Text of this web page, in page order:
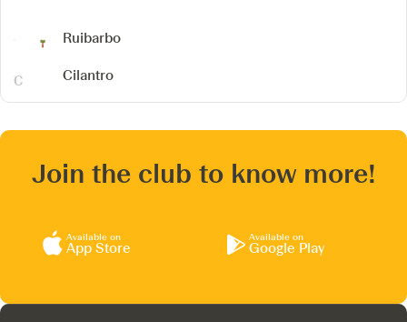
Ruibarbo
Cilantro
Join the club to know more!
Available on
App Store
Available on
Google Play